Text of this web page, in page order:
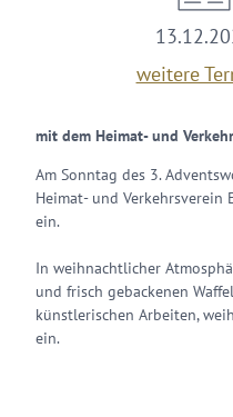
weitere
mit dem Heimat- und
Am Sonntag des 3.
Heimat- und Verkehrsverein
ein.
In weihnachtlicher
und frisch gebackenen
künstlerischen Arbeiten,
ein.